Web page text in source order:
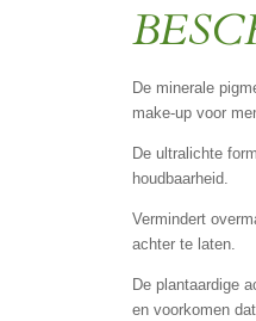
De minerale
make-up voor
De ultralichte
houdbaarheid.
Vermindert
achter te laten.
De plantaardige
en voorkomen